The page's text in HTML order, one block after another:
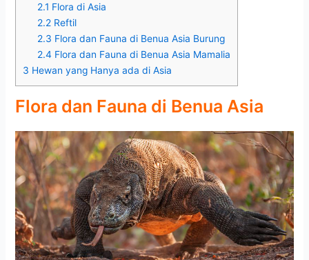
2.1 Flora di Asia
2.2 Reftil
2.3 Flora dan Fauna di Benua Asia Burung
2.4 Flora dan Fauna di Benua Asia Mamalia
3 Hewan yang Hanya ada di Asia
Flora dan Fauna di Benua Asia